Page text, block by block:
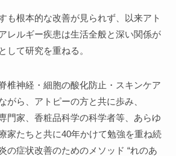
も根本的な改善が見られず、以来アト
レルギー疾患は生活全般と深い関係が
して研究を重ねる。
椎神経・細胞の酸化防止・スキンケア
がら、アトピーの方と共に歩み、
門家、香粧品科学の科学者等、あらゆ
家たちと共に40年かけて勉強を重ね続
の症状改善のためのメソッド “れのあ